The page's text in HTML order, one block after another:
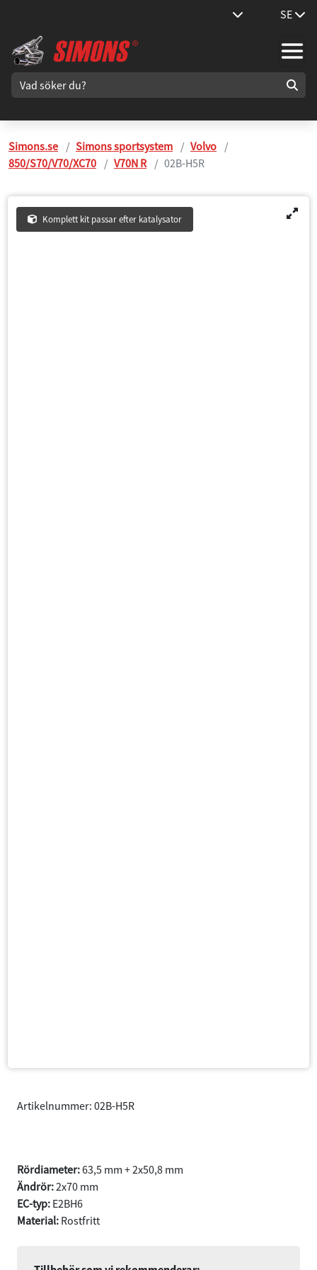
SE
Simons.se Simons sportsystem
Volvo
850/S70/V70/XC70
V70N R 02B-H5R
Komplett kit passar efter katalysator
Artikelnummer: 02B-H5R
Rördiameter:63,5 mm + 2x50,8 mm
Ändrör:2x70 mm
EC-typ: E2BH6
Material: Rostfritt